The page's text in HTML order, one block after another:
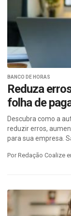
BANCO DE HORAS
Reduza
folha de
Descubra como a
reduzir erros,
para sua empresa.
Por Redação Coalize